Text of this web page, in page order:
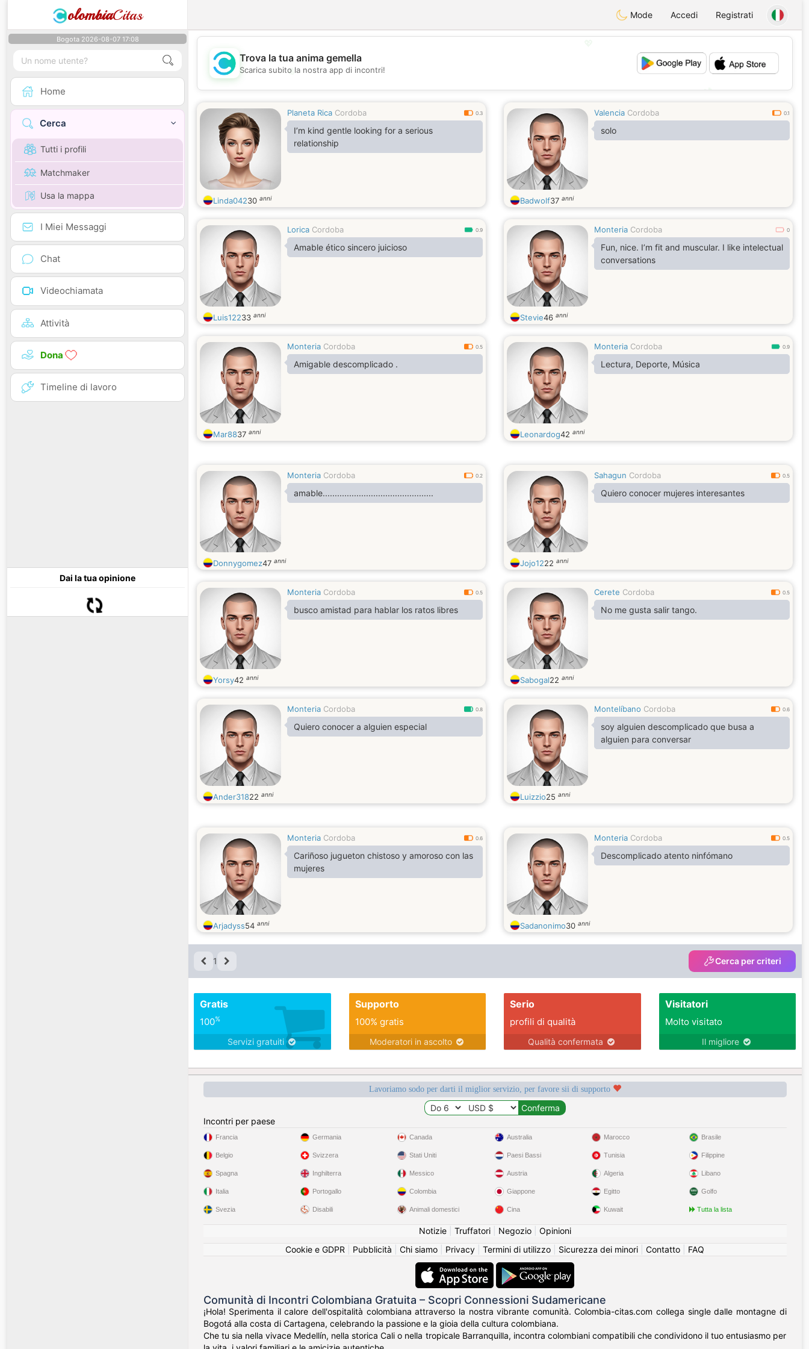
olombiaCitas Mode Accedi Registrati
Bogota 2026-08-07 17:08
Home
Cerca
Tutti i profili
Matchmaker
Usa la mappa
I Miei Messaggi
Chat
Videochiamata
Attività
Dona
Timeline di lavoro
Dai la tua opinione
💖
Trova la tua anima gemella
Scarica subito la nostra app di incontri!
Planeta Rica Cordoba 0.3
I’m kind gentle looking for a serious
relationship
Linda04230 anni
Valencia Cordoba 0.1
solo
Badwolf37 anni
Lorica Cordoba 0.9
Amable ético sincero juicioso
Luis12233 anni
Monteria Cordoba 0
Fun, nice. I’m fit and muscular. I like intelectual
conversations
Stevie46 anni
Monteria Cordoba 0.5
Amigable descomplicado .
Mar8837 anni
Monteria Cordoba 0.9
Lectura, Deporte, Música
Leonardog42 anni
Monteria Cordoba 0.2
amable..............................................
Donnygomez47 anni
Sahagun Cordoba 0.5
Quiero conocer mujeres interesantes
Jojo1222 anni
Monteria Cordoba 0.5
busco amistad para hablar los ratos libres
Yorsy42 anni
Cerete Cordoba 0.5
No me gusta salir tango.
Sabogal22 anni
Monteria Cordoba 0.8
Quiero conocer a alguien especial
Ander31822 anni
Montelíbano Cordoba 0.6
soy alguien descomplicado que busa a
alguien para conversar
Luizzio25 anni
Monteria Cordoba 0.6
Cariñoso jugueton chistoso y amoroso con las
mujeres
Arjadyss54 anni
Monteria Cordoba 0.5
Descomplicado atento ninfómano
Sadanonimo30 anni
1 Cerca per criteri
Gratis
100%
Servizi gratuiti
Supporto
100% gratis
Moderatori in ascolto
Serio
profili di qualità
Qualità confermata
Visitatori
Molto visitato
Il migliore
Lavoriamo sodo per darti il miglior servizio, per favore sii di supporto
Incontri per paese
Francia
Belgio
Spagna
Italia
Svezia
Germania
Svizzera
Inghilterra
Portogallo
Disabili
Canada
Stati Uniti
Messico
Colombia
Animali domestici
Australia
Paesi Bassi
Austria
Giappone
Cina
Marocco
Tunisia
Algeria
Egitto
Kuwait
Brasile
Filippine
Libano
Golfo
Tutta la lista
Notizie| Truffatori| Negozio| Opinioni
Cookie e GDPR
Pubblicità Chi siamo Privacy Termini di utilizzo Sicurezza dei minori Contatto FAQ
Comunità di Incontri Colombiana Gratuita – Scopri Connessioni Sudamericane
¡Hola! Sperimenta il calore dell'ospitalità colombiana attraverso la nostra vibrante comunità. Colombia-citas.com collega single dalle montagne di
Bogotá alla costa di Cartagena, celebrando la passione e la gioia della cultura colombiana.
Che tu sia nella vivace Medellín, nella storica Cali o nella tropicale Barranquilla, incontra colombiani compatibili che condividono il tuo entusiasmo per